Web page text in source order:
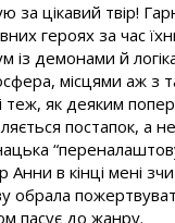
за цікавий твір!
героях за час
із демонами й
місцями аж з
теж, як деяким
постапок, а
Анни в кінці мені
обрала
пасує до жанру.